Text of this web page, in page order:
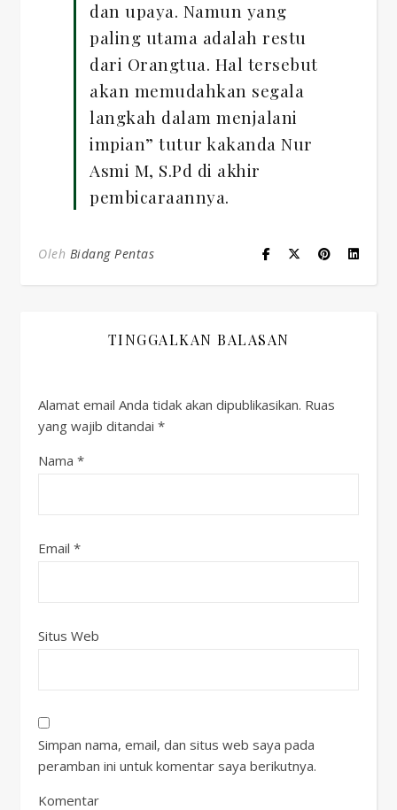
dan upaya. Namun yang
paling utama adalah restu
dari Orangtua. Hal tersebut
akan memudahkan segala
langkah dalam menjalani
impian” tutur kakanda Nur
Asmi M, S.Pd di akhir
pembicaraannya.
Oleh Bidang Pentas
TINGGALKAN BALASAN
Alamat email Anda tidak akan dipublikasikan. Ruas
yang wajib ditandai *
Nama *
Email *
Situs Web
Simpan nama, email, dan situs web saya pada
peramban ini untuk komentar saya berikutnya.
Komentar